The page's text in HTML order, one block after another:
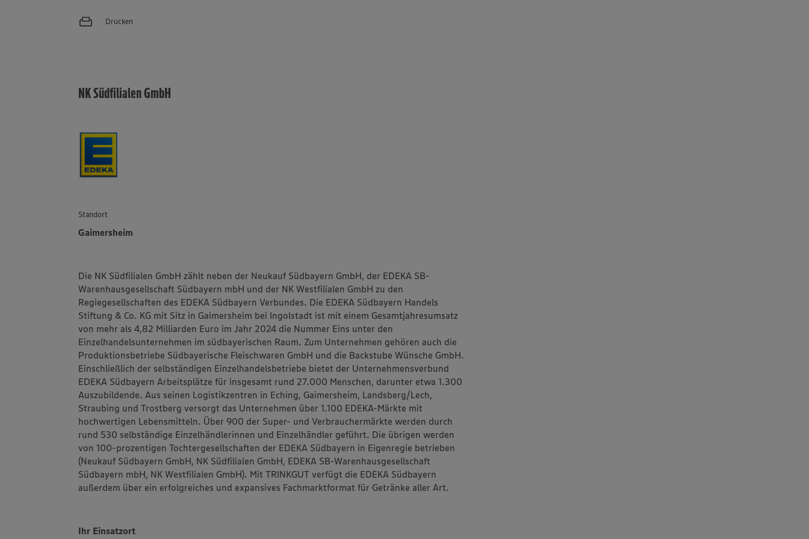
Drucken
NK Südfilialen GmbH
Standort
Gaimersheim
Die NK Südfilialen GmbH zählt neben der Neukauf Südbayern GmbH, der EDEKA SB-
Warenhausgesellschaft Südbayern mbH und der NK Westfilialen GmbH zu den
Regiegesellschaften des EDEKA Südbayern Verbundes. Die EDEKA Südbayern Handels
Stiftung & Co. KG mit Sitz in Gaimersheim bei Ingolstadt ist mit einem Gesamtjahresumsatz
von mehr als 4,82 Milliarden Euro im Jahr 2024 die Nummer Eins unter den
Einzelhandelsunternehmen im südbayerischen Raum. Zum Unternehmen gehören auch die
Produktionsbetriebe Südbayerische Fleischwaren GmbH und die Backstube Wünsche GmbH.
Einschließlich der selbständigen Einzelhandelsbetriebe bietet der Unternehmensverbund
EDEKA Südbayern Arbeitsplätze für insgesamt rund 27.000 Menschen, darunter etwa 1.300
Auszubildende. Aus seinen Logistikzentren in Eching, Gaimersheim, Landsberg/Lech,
Straubing und Trostberg versorgt das Unternehmen über 1.100 EDEKA-Märkte mit
hochwertigen Lebensmitteln. Über 900 der Super- und Verbrauchermärkte werden durch
rund 530 selbständige Einzelhändlerinnen und Einzelhändler geführt. Die übrigen werden
von 100-prozentigen Tochtergesellschaften der EDEKA Südbayern in Eigenregie betrieben
(Neukauf Südbayern GmbH, NK Südfilialen GmbH, EDEKA SB-Warenhausgesellschaft
Südbayern mbH, NK Westfilialen GmbH). Mit TRINKGUT verfügt die EDEKA Südbayern
außerdem über ein erfolgreiches und expansives Fachmarktformat für Getränke aller Art.
Ihr Einsatzort